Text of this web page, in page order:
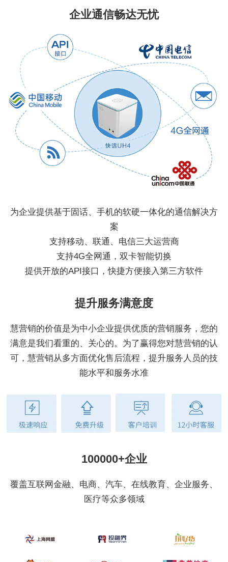
企业通信畅达无忧
为企业提供基于固话、手机的软硬一体化的通信解决方
案
支持移动、联通、电信三大运营商
支持4G全网通，双卡智能切换
提供开放的API接口，快捷方便接入第三方软件
提升服务满意度
慧营销的价值是为中小企业提供优质的营销服务，您的
满意是我们看重的、关心的。为了赢得您对慧营销的认
可，慧营销从多方面优化售后流程，提升服务人员的技
能水平和服务水准
100000+企业
覆盖互联网金融、电商、汽车、在线教育、企业服务、
医疗等众多领域